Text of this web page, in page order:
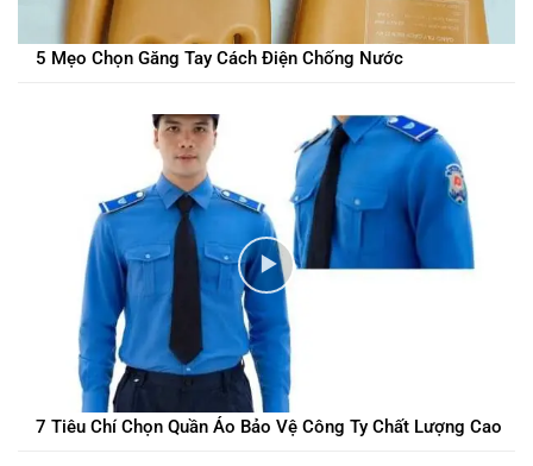
5 Mẹo Chọn Găng Tay Cách Điện Chống Nước
7 Tiêu Chí Chọn Quần Áo Bảo Vệ Công Ty Chất Lượng Cao